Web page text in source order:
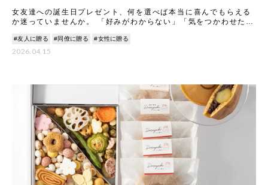
女友達への誕生日プレゼント、何を選べば本当に喜んでもらえる
か迷っていませんか。 「好みがわからない」「気をつかわせたく
#友人に贈る #同僚に贈る #女性に贈る
2026.04.15